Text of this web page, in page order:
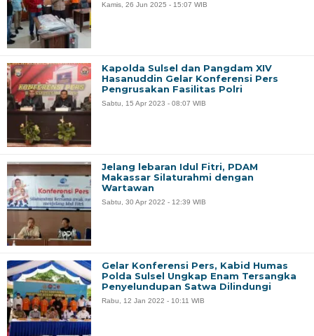
Kamis, 26 Jun 2025 - 15:07 WIB
Kapolda Sulsel dan Pangdam XIV
Hasanuddin Gelar Konferensi Pers
Pengrusakan Fasilitas Polri
Sabtu, 15 Apr 2023 - 08:07 WIB
Jelang lebaran Idul Fitri, PDAM
Makassar Silaturahmi dengan
Wartawan
Sabtu, 30 Apr 2022 - 12:39 WIB
Gelar Konferensi Pers, Kabid Humas
Polda Sulsel Ungkap Enam Tersangka
Penyelundupan Satwa Dilindungi
Rabu, 12 Jan 2022 - 10:11 WIB